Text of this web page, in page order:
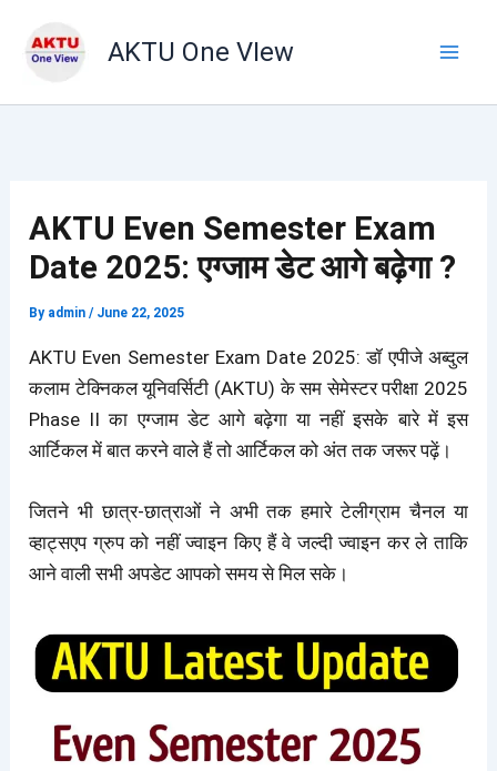
AKTU One VIew
AKTU Even Semester Exam
Date 2025: एग्जाम डेट आगे बढ़ेगा ?
By admin/ June 22, 2025
AKTU Even Semester Exam Date 2025: डॉ एपीजे अब्दुल
कलाम टेक्निकल यूनिवर्सिटी (AKTU) के सम सेमेस्टर परीक्षा 2025
Phase II का एग्जाम डेट आगे बढ़ेगा या नहीं इसके बारे में इस
आर्टिकल में बात करने वाले हैं तो आर्टिकल को अंत तक जरूर पढ़ें।
जितने भी छात्र-छात्राओं ने अभी तक हमारे टेलीग्राम चैनल या
व्हाट्सएप ग्रुप को नहीं ज्वाइन किए हैं वे जल्दी ज्वाइन कर ले ताकि
आने वाली सभी अपडेट आपको समय से मिल सके।